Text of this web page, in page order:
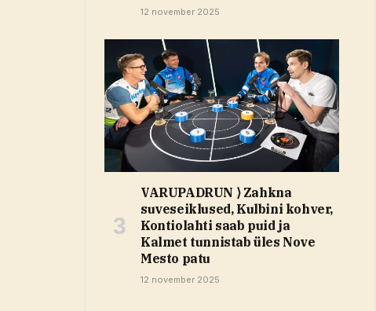
12 november 2025
VARUPADRUN ⟩ Zahkna
suveseiklused, Kulbini kohver,
Kontiolahti saab puid ja
Kalmet tunnistab üles Nove
Mesto patu
12 november 2025